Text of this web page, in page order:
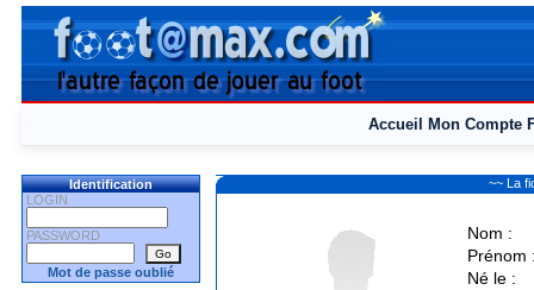
Accueil Mon Compte
Identification
LOGIN
PASSWORD
Mot de passe oublié
~~ La
Nom :
Prénom
Né le :